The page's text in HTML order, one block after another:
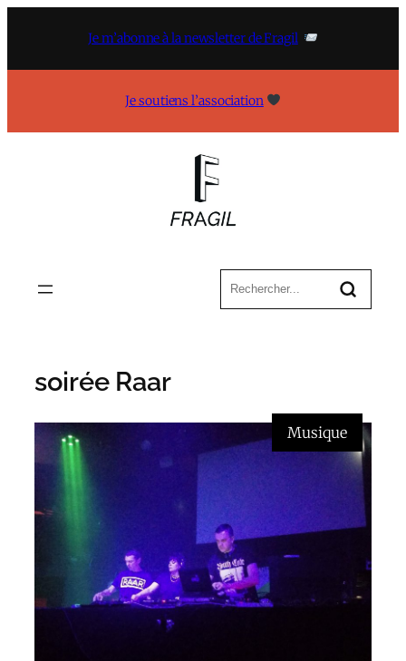
Je m’abonne à la newsletter de Fragil
Je soutiens l’association
soirée Raar
Musique